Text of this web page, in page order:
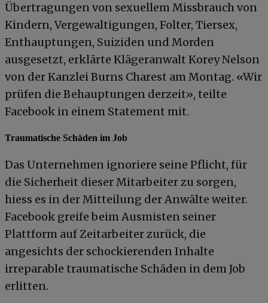
Übertragungen von sexuellem Missbrauch von
Kindern, Vergewaltigungen, Folter, Tiersex,
Enthauptungen, Suiziden und Morden
ausgesetzt, erklärte Klägeranwalt Korey Nelson
von der Kanzlei Burns Charest am Montag. «Wir
prüfen die Behauptungen derzeit», teilte
Facebook in einem Statement mit.
Traumatische Schäden im Job
Das Unternehmen ignoriere seine Pflicht, für
die Sicherheit dieser Mitarbeiter zu sorgen,
hiess es in der Mitteilung der Anwälte weiter.
Facebook greife beim Ausmisten seiner
Plattform auf Zeitarbeiter zurück, die
angesichts der schockierenden Inhalte
irreparable traumatische Schäden in dem Job
erlitten.